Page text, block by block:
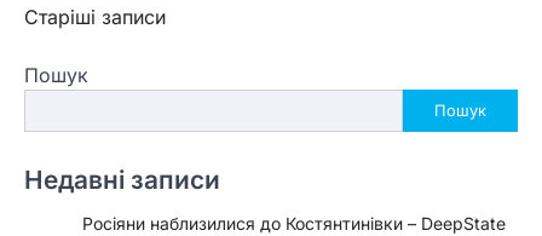
Навігація
записами
Старіші записи
Пошук
Пошук
Недавні записи
Росіяни наблизилися до Костянтинівки – DeepState